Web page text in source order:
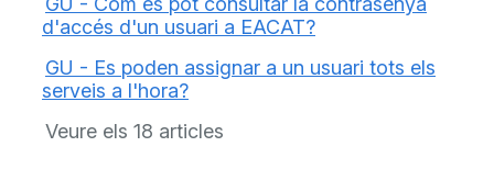
d'accés d'un usuari a EACAT?
GU - Es poden assignar a un usuari tots els
serveis a l'hora?
Veure els 18 articles